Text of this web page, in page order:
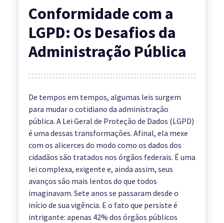
Conformidade com a
LGPD: Os Desafios da
Administração Pública
De tempos em tempos, algumas leis surgem
para mudar o cotidiano da administração
pública. A Lei Geral de Proteção de Dados (LGPD)
é uma dessas transformações. Afinal, ela mexe
com os alicerces do modo como os dados dos
cidadãos são tratados nos órgãos federais. É uma
lei complexa, exigente e, ainda assim, seus
avanços são mais lentos do que todos
imaginavam. Sete anos se passaram desde o
início de sua vigência. E o fato que persiste é
intrigante: apenas 42% dos órgãos públicos